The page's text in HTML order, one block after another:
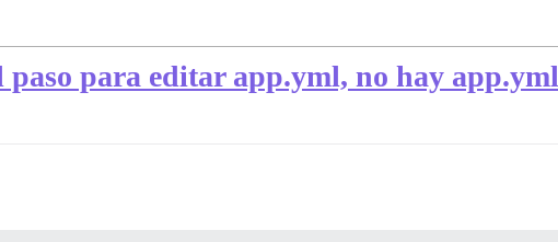
paso para editar app.yml, no hay app.yml